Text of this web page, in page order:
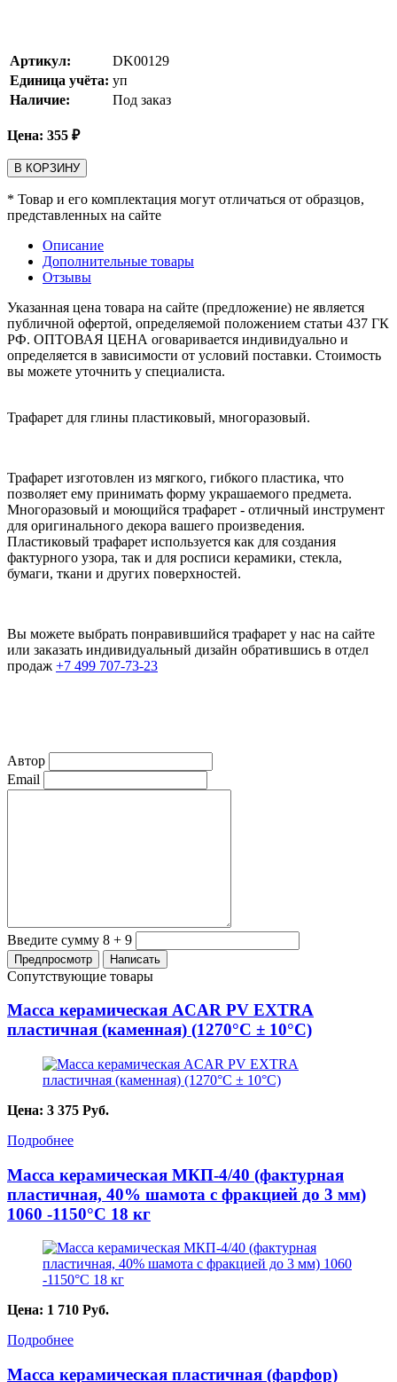
Артикул:
DK00129
Единица учёта: уп
Наличие:
Под заказ
Цена: 355 ₽
В КОРЗИНУ
* Товар и его комплектация могут отличаться от образцов,
представленных на сайте
Описание
Дополнительные товары
Отзывы
Указанная цена товара на сайте (предложение) не является
публичной офертой, определяемой положением статьи 437 ГК
РФ. ОПТОВАЯ ЦЕНА оговаривается индивидуально и
определяется в зависимости от условий поставки. Стоимость
вы можете уточнить у специалиста.
Трафарет для глины пластиковый, многоразовый.
Трафарет изготовлен из мягкого, гибкого пластика, что
позволяет ему принимать форму украшаемого предмета.
Многоразовый и моющийся трафарет - отличный инструмент
для оригинального декора вашего произведения.
Пластиковый трафарет используется как для создания
фактурного узора, так и для росписи керамики, стекла,
бумаги, ткани и других поверхностей.
Вы можете выбрать понравившийся трафарет у нас на сайте
или заказать индивидуальный дизайн обратившись в отдел
продаж +7 499 707-73-23
Автор
Email
Введите сумму 8 + 9
Сопутствующие товары
Масса керамическая ACAR PV EXTRA
пластичная (каменная) (1270°С ± 10°С)
Цена: 3 375 Руб.
Подробнее
Масса керамическая МКП-4/40 (фактурная
пластичная, 40% шамота с фракцией до 3 мм)
1060 -1150°С 18 кг
Цена: 1 710 Руб.
Подробнее
Масса керамическая пластичная (фарфор)